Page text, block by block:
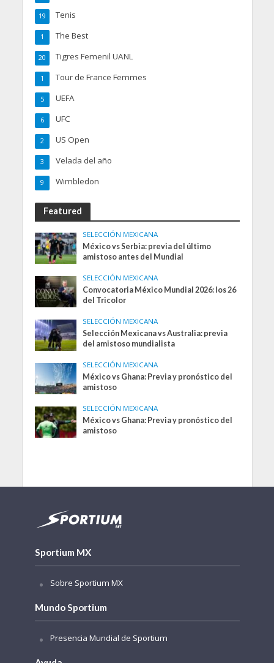
Tenis
19
The Best
1
Tigres Femenil UANL
20
Tour de France Femmes
1
UEFA
5
UFC
6
US Open
2
Velada del año
3
Wimbledon
9
Featured
SELECCIÓN MEXICANA
México vs Serbia: previa del último
amistoso antes del Mundial
SELECCIÓN MEXICANA
Convocatoria México Mundial 2026: los 26
del Tricolor
SELECCIÓN MEXICANA
Selección Mexicana vs Australia: previa
del amistoso mundialista
SELECCIÓN MEXICANA
México vs Ghana: Previa y pronóstico del
amistoso
SELECCIÓN MEXICANA
México vs Ghana: Previa y pronóstico del
amistoso
Sportium MX
Sobre Sportium MX
Mundo Sportium
Presencia Mundial de Sportium